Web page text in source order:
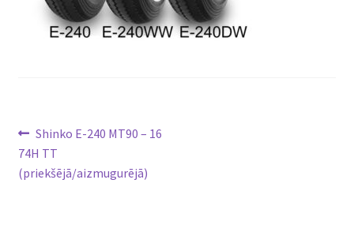
Ziņu
izvēlne
Previous
post:
Shinko E-240 MT90 – 16
74H TT
(priekšējā/aizmugurējā)